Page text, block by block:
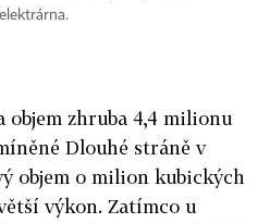
objem zhruba 4,4 milionu
Dlouhé stráně v
objem o milion kubických
výkon. Zatímco u